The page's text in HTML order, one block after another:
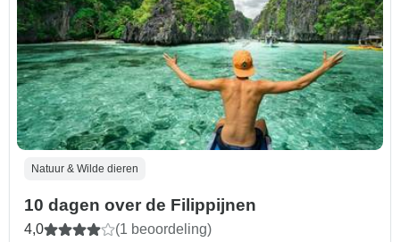
Natuur & Wilde dieren
10 dagen over de Filippijnen
4,0 (1 beoordeling)